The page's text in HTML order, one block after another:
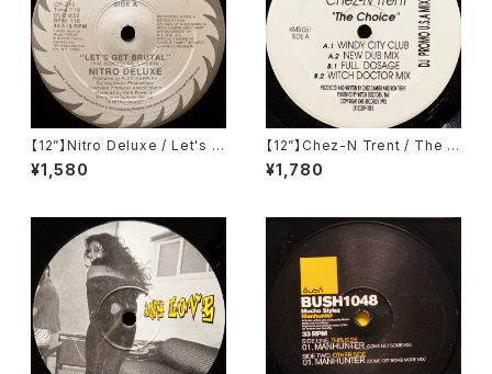
【12”】Nitro Deluxe / Let's G
et Brutal (Cutting Records)
(CR-210)
¥1,580
【12”】Chez-N Trent / The C
hoice (KMS) (KMS 051)
¥1,780